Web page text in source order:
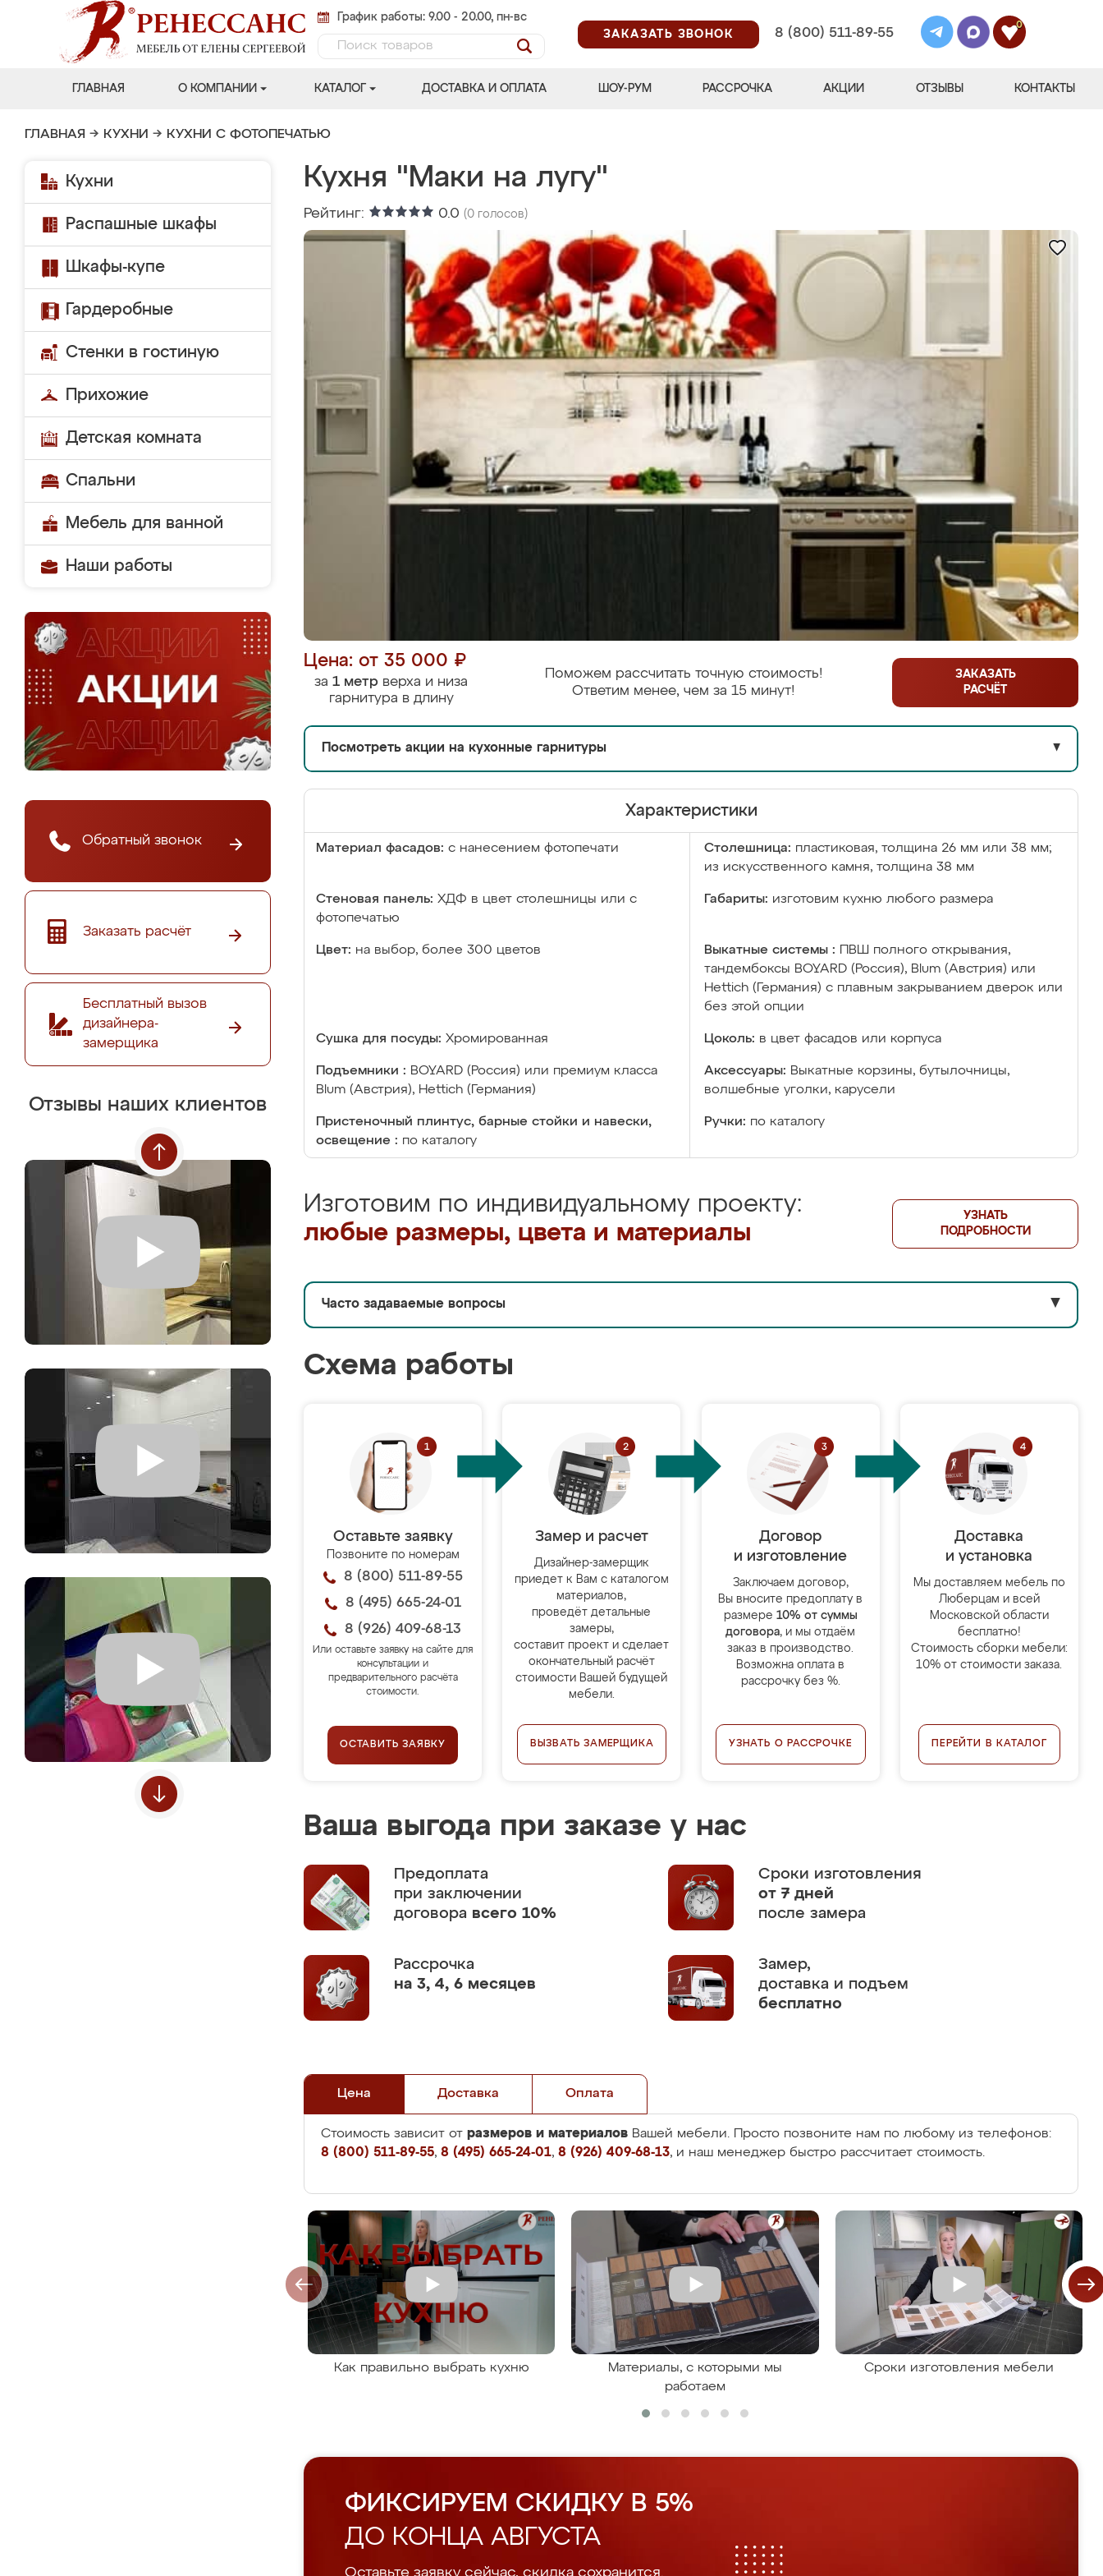
График работы: 9.00 - 20.00, пн-вс
ЗАКАЗАТЬ ЗВОНОК
8 (800) 511-89-55
0
ГЛАВНАЯ О КОМПАНИИ КАТАЛОГ ДОСТАВКА И ОПЛАТА ШОУ-РУМ РАССРОЧКА АКЦИИ ОТЗЫВЫ КОНТАКТЫ
ГЛАВНАЯ → КУХНИ → КУХНИ С ФОТОПЕЧАТЬЮ
Кухни
Распашные шкафы
Шкафы-купе
Гардеробные
Стенки в гостиную
Прихожие
Детская комната
Спальни
Мебель для ванной
Наши работы
Обратный звонок
Заказать расчёт
Бесплатный вызов
дизайнера-
замерщика
Отзывы наших клиентов
Кухня "Маки на лугу"
Рейтинг: 0.0 (0 голосов)
Цена: от 35 000 ₽
за 1 метр верха и низа
гарнитура в длину
Поможем рассчитать точную стоимость!
Ответим менее, чем за 15 минут!
ЗАКАЗАТЬ
РАСЧЁТ
Посмотреть акции на кухонные гарнитуры ▼
Характеристики
Материал фасадов: с нанесением фотопечати Столешница: пластиковая, толщина 26 мм или 38 мм;
из искусственного камня, толщина 38 мм
Стеновая панель: ХДФ в цвет столешницы или с
фотопечатью
Габариты: изготовим кухню любого размера
Цвет: на выбор, более 300 цветов Выкатные системы :
ПВШ полного открывания,
тандембоксы BOYARD (Россия), Blum (Австрия) или
Hettich (Германия) с плавным закрыванием дверок или
без этой опции
Сушка для посуды: Хромированная Цоколь: в цвет фасадов или корпуса
Подъемники : BOYARD (Россия) или премиум класса
Blum (Австрия), Hettich (Германия)
Аксессуары: Выкатные корзины, бутылочницы,
волшебные уголки, карусели
Пристеночный плинтус, барные стойки и навески,
освещение : по каталогу
Ручки: по каталогу
Изготовим по индивидуальному проекту:
любые размеры, цвета и материалы
УЗНАТЬ
ПОДРОБНОСТИ
Часто задаваемые вопросы ▼
Схема работы
Оставьте заявку
Позвоните по номерам
8 (800) 511-89-55
8 (495) 665-24-01
8 (926) 409-68-13
Или оставьте заявку на сайте для
консультации и
предварительного расчёта
стоимости.
ОСТАВИТЬ ЗАЯВКУ
Замер и расчет
Дизайнер-замерщик
приедет к Вам с каталогом
материалов,
проведёт детальные
замеры,
составит проект и сделает
окончательный расчёт
стоимости Вашей будущей
мебели.
ВЫЗВАТЬ ЗАМЕРЩИКА
Договор
и изготовление
Заключаем договор,
Вы вносите предоплату в
размере 10% от суммы
договора, и мы отдаём
заказ в производство.
Возможна оплата в
рассрочку без %.
УЗНАТЬ О РАССРОЧКЕ
Доставка
и установка
Мы доставляем мебель по
Люберцам и всей
Московской области
бесплатно!
Стоимость сборки мебели:
10% от стоимости заказа.
ПЕРЕЙТИ В КАТАЛОГ
Ваша выгода при заказе у нас
Предоплата
при заключении
договора всего 10%
Сроки изготовления
от 7 дней
после замера
Рассрочка
на 3, 4, 6 месяцев
Замер,
доставка и подъем
бесплатно
Цена Доставка Оплата
Стоимость зависит от размеров и материалов Вашей мебели. Просто позвоните нам по любому из телефонов:
8 (800) 511-89-55, 8 (495) 665-24-01, 8 (926) 409-68-13, и наш менеджер быстро рассчитает стоимость.
Как правильно выбрать кухню
Материалы, с которыми мы
работаем
Сроки изготовления мебели
ФИКСИРУЕМ СКИДКУ В 5%
ДО КОНЦА АВГУСТА
Оставьте заявку сейчас, скидка сохранится.